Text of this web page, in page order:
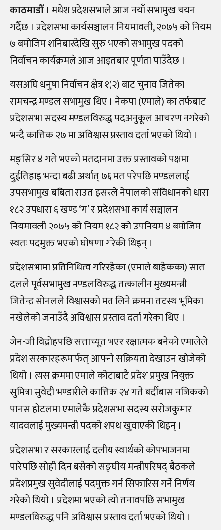
काठमाडौँ । मधेश प्रदेशसभाले आज नयाँ सभामुख चयन
गर्दैछ । प्रदेशसभा कार्यसञ्चालन नियमावली, २०७५ को नियम
७ बमोजिम शनिबारदेखि सुरु भएको सभामुख पदको
निर्वाचन कार्यक्रमले आज आइतबार पूर्णता पाउँदैछ ।
यसअघि धनुषा निर्वाचन क्षेत्र १(२) बाट चुनाव जितेका
रामचन्द्र मण्डल सभामुख थिए । नेकपा (एमाले) का तर्फबाट
प्रदेशसभा सदस्य मण्डलविरुद्ध पदअनुकूल आचरण नगरेको
भन्दै कात्तिक २७ मा अविश्वास प्रस्ताव दर्ता भएको थियो ।
मङ्सिर ४ गते भएको मतदानमा उक्त प्रस्तावको पक्षमा
दुईतिहाइ भन्दा बढी अर्थात्‌ ७६ मत परेपछि मण्डललाई
उपसभामुख बबिता राउत इसरले नेपालको संविधानको धारा
१८२ उपधारा ६ खण्ड ‘ग’ र प्रदेशसभा कार्य सञ्चालन
नियमावली २०७५ को नियम १८२ को उपनियम ४ बमोजिम
स्वतः पदमुक्त भएको घोषणा गरेकी थिइन्‌ ।
प्रदेशसभामा प्रतिनिधित्व गरिरहेका (एमाले बाहेकका) सात
दलले पूर्वसभामुख मण्डलविरुद्ध तत्कालीन मुख्यमन्त्री
जितेन्द्र सोनलले विश्वासको मत लिने क्रममा तटस्थ भूमिका
नखेलेको जनाउँदै अविश्वास प्रस्ताव दर्ता गरेका थिए ।
जेन-जी विद्रोहपछि सत्ताच्यूत भएर रक्षात्मक बनेको एमालेले
प्रदेश सरकारहरूमार्फत्‌ आफ्नो सक्रियता देखाउन खोजेको
थियो । त्यस क्रममा एमाले कोटाबाटै प्रदेश प्रमुख नियुक्त
सुमित्रा सुवेदी भण्डारीले कात्तिक २४ गते बर्दीबास नजिकको
पानस होटलमा एमालेकै प्रदेशसभा सदस्य सरोजकुमार
यादवलाई मुख्यमन्त्री पदको शपथ खुवाएकी थिइन्‌ ।
प्रदेशसभा र सरकारलाई दलीय स्वार्थको कोपभाजनमा
पारेपछि सोही दिन बसेको सङ्घीय मन्त्रीपरिषद्‌ बैठकले
प्रदेशप्रमुख सुवेदीलाई पदमुक्त गर्न सिफारिस गर्ने निर्णय
गरेको थियो । प्रदेशमा भएको त्यो तनावपछि सभामुख
मण्डलविरुद्ध पनि अविश्वास प्रस्ताव दर्ता भएको थियो ।